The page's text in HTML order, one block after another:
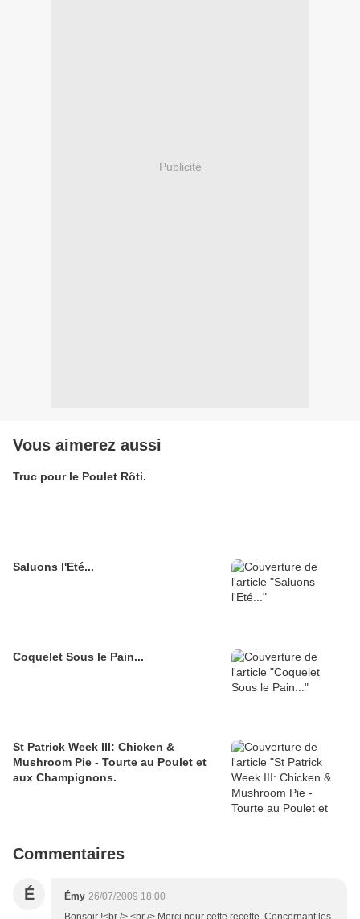
Publicité
Vous aimerez aussi
Truc pour le Poulet Rôti.
Saluons l'Eté...
Coquelet Sous le Pain...
St Patrick Week III: Chicken &
Mushroom Pie - Tourte au Poulet et
aux Champignons.
Commentaires
É Émy 26/07/2009 18:00
Bonsoir !<br /> <br /> Merci pour cette recette. Concernant les